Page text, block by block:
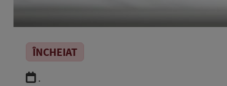
ÎNCHEIAT
.